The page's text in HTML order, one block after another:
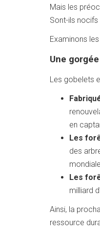
Mais les
Sont-ils
Examinons
Une
Les gobelets
en
Les
des
Les
milliard
Ainsi, la
ressource